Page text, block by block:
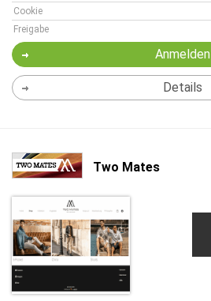
Cookie
Freigabe
Anmelden
Details
Two Mates